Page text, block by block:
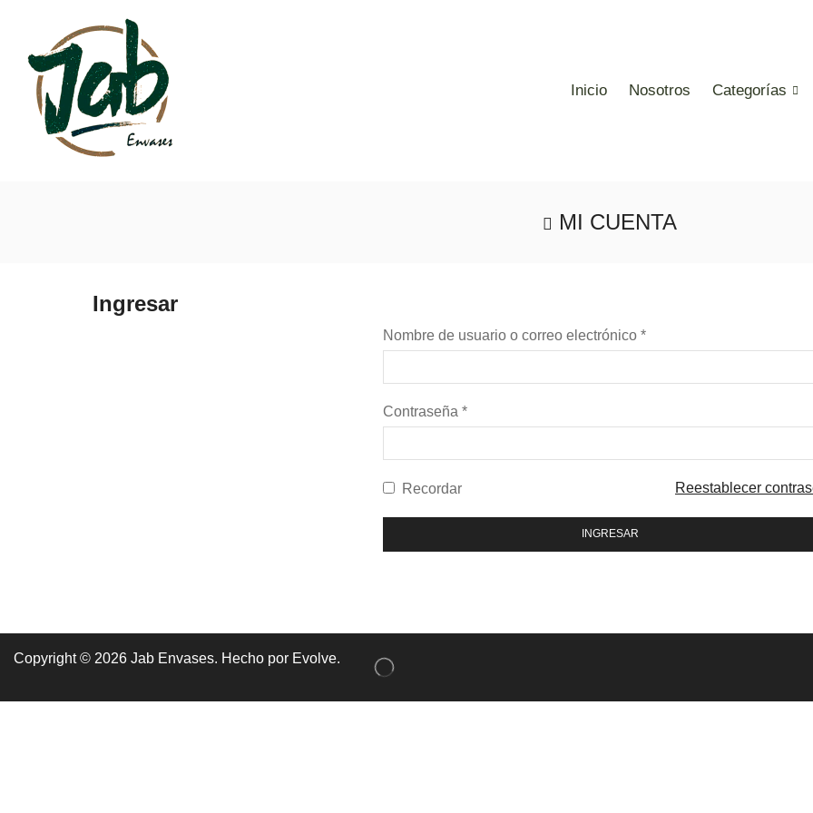
Inicio Nosotros Categorías
MI CUENTA
Ingresar
Nombre de usuario o correo electrónico *
Contraseña *
Recordar Reestablecer
INGRESAR
Copyright © 2026 Jab Envases. Hecho por Evolve.